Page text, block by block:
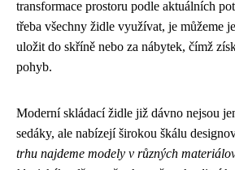
transformace prostoru podle aktuálních
třeba všechny židle využívat, je můžeme
uložit do skříně nebo za nábytek, čímž
pohyb.
Moderní skládací židle již dávno nejsou
sedáky, ale nabízejí širokou škálu
trhu najdeme modely v různých